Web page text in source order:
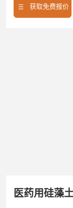
米级悬浮物，截
获取免费报价
医药用硅藻